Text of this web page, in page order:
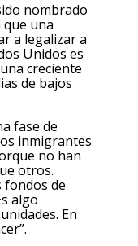
nombrado
una
a legalizar a
Unidos es
creciente
de bajos
fase de
inmigrantes
no han
otros.
fondos de
algo
En